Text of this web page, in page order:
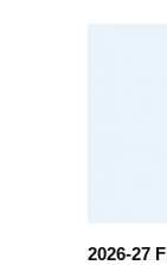
2026-27